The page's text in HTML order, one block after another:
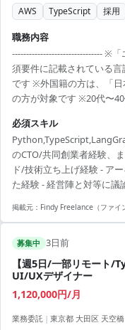
AWS TypeScript 採用
職務内容
-------------------------------- ※
須要件に記載されている
です ※外国籍の方は、「日
の方が対象です ※20代〜
いる方は、直接ご連絡いた
---- - プロダクトアーキテ
課題と技術戦略の整合、
必須スキル
のCTO/共同創業者経験、
ド/技術立ち上げ経験 - ア
た経験 - 経営陣と対等に議
掲載元： Findy Freelance（ファイ
募集中 3日前
【週5日/一部リモート
UI/UXデザイナー
1,120,000円/月
業務委託 | 東京都 大田区 天空橋